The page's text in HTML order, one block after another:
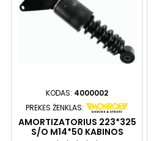
KODAS: 4000002
PREKĖS ŽENKLAS:
AMORTIZATORIUS 223*325
S/O M14*50 KABINOS